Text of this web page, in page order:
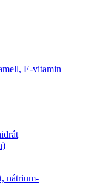
E-vitamin
nátrium-